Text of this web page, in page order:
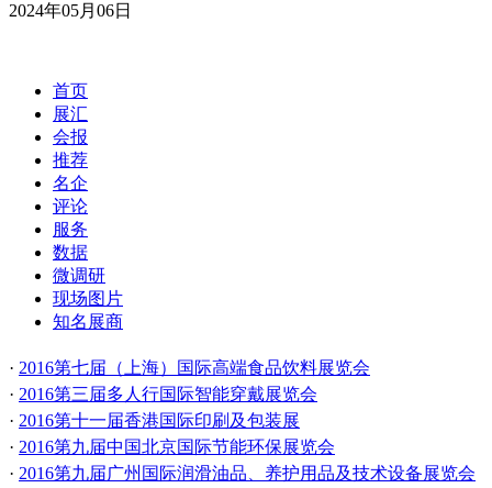
2024年05月06日
首页
展汇
会报
推荐
名企
评论
服务
数据
微调研
现场图片
知名展商
· 2016第七届（上海）国际高端食品饮料展览会
· 2016第三届多人行国际智能穿戴展览会
· 2016第十一届香港国际印刷及包装展
· 2016第九届中国北京国际节能环保展览会
· 2016第九届广州国际润滑油品、养护用品及技术设备展览会